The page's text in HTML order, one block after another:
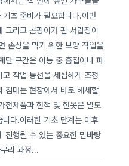
초 준비가 필요합니다.이번
그리고 곰팡이가 핀 서랍장이
손상을 막기 위한 보양 작업을
단 구간은 이동 중 흠집이나 파
작업 동선을 세심하게 조정
침대는 현장에서 바로 해체할
전제품과 헌책 및 헌옷은 별도
다.이러한 기초 단계는 이후
진행될 수 있는 중요한 밑바탕
리 과정...